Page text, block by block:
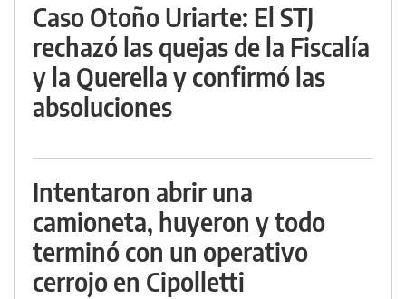
Caso Otoño Uriarte: El STJ
rechazó las quejas de la Fiscalía
y la Querella y confirmó las
absoluciones
Intentaron abrir una
camioneta, huyeron y todo
terminó con un operativo
cerrojo en Cipolletti